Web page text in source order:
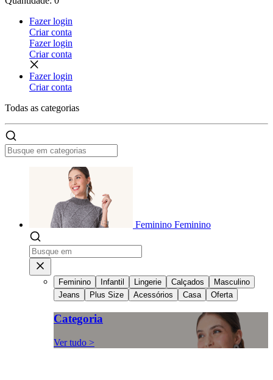
Fazer login
Criar conta
Fazer login
Criar conta
Fazer login
Criar conta
Todas as categorias
Feminino Feminino
Feminino Infantil Lingerie Calçados
Masculino
Jeans
Plus Size Acessórios Casa Oferta
Categoria
Ver tudo >